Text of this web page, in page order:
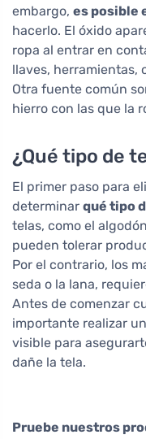
embargo, es posible
hacerlo. El óxido
ropa al entrar en
llaves, herramientas,
Otra fuente común
hierro con las que la
¿Qué tipo de
El primer paso para
determinar qué tipo
telas, como el
pueden tolerar
Por el contrario, los
seda o la lana,
Antes de comenzar
importante realizar
visible para
dañe la tela.
Pruebe nuestros